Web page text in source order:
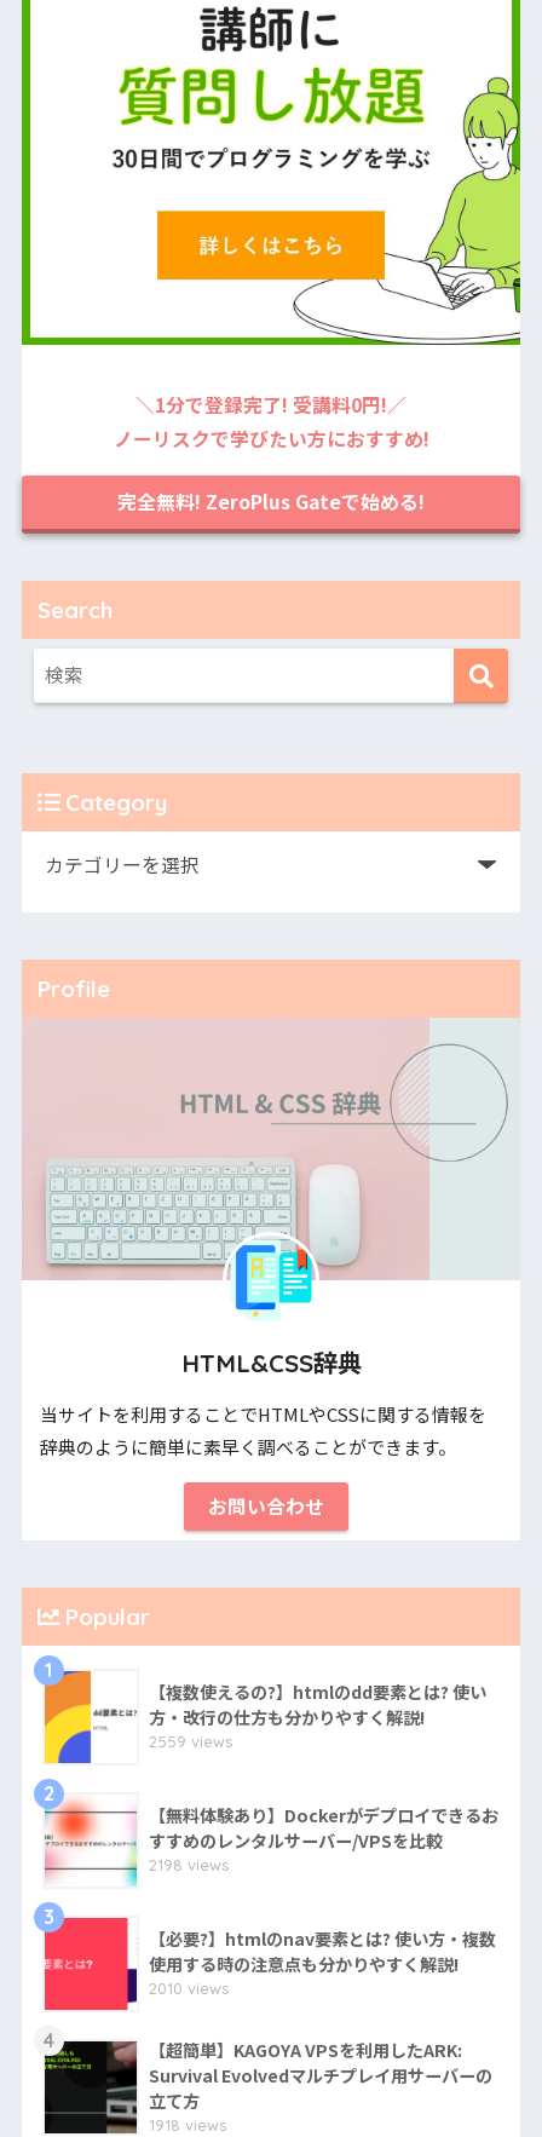
＼1分で登録完了! 受講料0円!／
ノーリスクで学びたい方におすすめ!
完全無料! ZeroPlus Gateで始める!
Search
Category
Profile
HTML&CSS辞典
当サイトを利用することでHTMLやCSSに関する情報を
辞典のように簡単に素早く調べることができます。
お問い合わせ
Popular
1
【複数使えるの?】htmlのdd要素とは? 使い
方・改行の仕方も分かりやすく解説!
2559 views
2
【無料体験あり】Dockerがデプロイできるお
すすめのレンタルサーバー/VPSを比較
2198 views
3
【必要?】htmlのnav要素とは? 使い方・複数
使用する時の注意点も分かりやすく解説!
2010 views
4
【超簡単】KAGOYA VPSを利用したARK:
Survival Evolvedマルチプレイ用サーバーの
立て方
1918 views